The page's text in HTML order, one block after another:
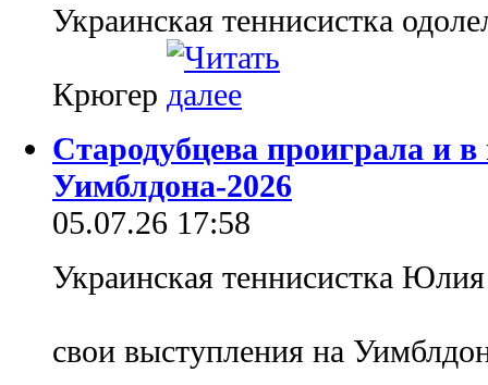
Украинская теннисистка
Крюгер
Стародубцева проиграла и
Уимблдона-2026
05.07.26 17:58
Украинская теннисистка
свои выступления на